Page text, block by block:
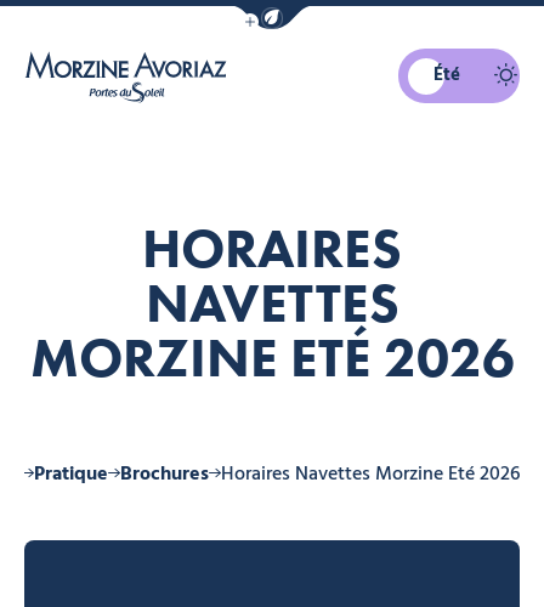
Afficher la barre de navigation du
Été
HORAIRES
NAVETTES
MORZINE ETÉ 2026
Pratique Brochures Horaires Navettes Morzine Eté 2026